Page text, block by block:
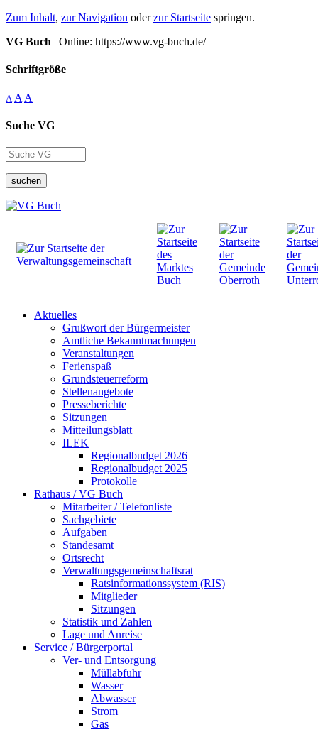
Zum Inhalt, zur Navigation oderzur Startseite springen.
VG Buch | Online: https://www.vg-buch.de/
Schriftgröße
A A A
Suche VG
suchen
Aktuelles
Grußwort der Bürgermeister
Amtliche Bekanntmachungen
Veranstaltungen
Ferienspaß
Grundsteuerreform
Stellenangebote
Presseberichte
Sitzungen
Mitteilungsblatt
ILEK
Regionalbudget 2026
Regionalbudget 2025
Protokolle
Rathaus / VG Buch
Mitarbeiter / Telefonliste
Sachgebiete
Aufgaben
Standesamt
Ortsrecht
Verwaltungsgemeinschaftsrat
Ratsinformationssystem (RIS)
Mitglieder
Sitzungen
Statistik und Zahlen
Lage und Anreise
Service / Bürgerportal
Ver- und Entsorgung
Müllabfuhr
Wasser
Abwasser
Strom
Gas